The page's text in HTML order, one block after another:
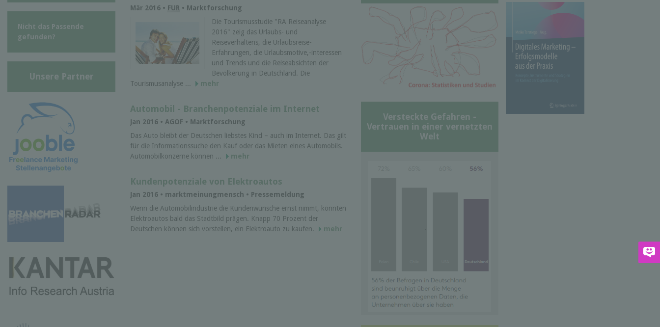
Mär 2016 • FUR • Marktforschung
Die Tourismusstudie "RA Reiseanalyse
2016" zeig das Urlaubs- und
Reiseverhaltens, die Urlaubsreise-
Erfahrungen, die Urlaubsmotive,-interessen
und Trends und die Reiseabsichten der
Bevölkerung in Deutschland. Die
Tourismusanalyse ...
mehr
Automobil - Branchenpotenziale im Internet
Jan 2016 • AGOF • Marktforschung
Das Auto bleibt der Deutschen liebstes Kind – auch im Internet. Das gilt
für die Informationssuche den Kauf oder das Mieten eines Automobils.
Automobilkonzerne können ...
mehr
Kundenpotenziale von Elektroautos
Jan 2016 • marktmeinungmensch • Pressemeldung
Wenn die Automobilindustrie die Kundenwünsche ernst nimmt, könnten
Elektroautos bald das Stadtbild prägen. Knapp 70 Prozent der
Deutschen können sich vorstellen, ein Elektroauto zu kaufen.
mehr
Nicht das Passende
gefunden?
Unsere Partner
Versteckte Gefahren -
Vertrauen in einer vernetzten
Welt